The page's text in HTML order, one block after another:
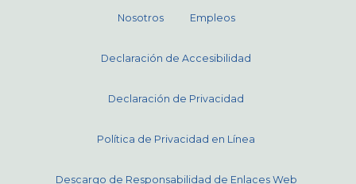
Nosotros Empleos
Declaración de Accesibilidad
Declaración de Privacidad
Política de Privacidad en Línea
Descargo de Responsabilidad de Enlaces Web